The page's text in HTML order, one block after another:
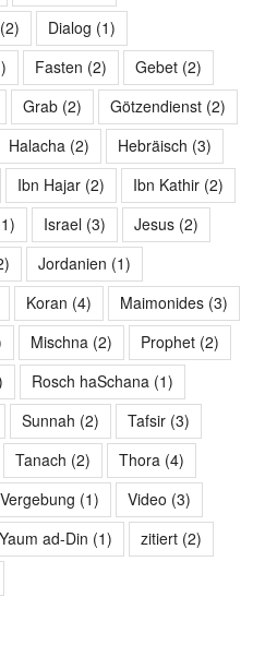
(2) Dialog (1)
Fasten (2) Gebet(2)
Grab(2) Götzendienst(2)
Halacha (2) Hebräisch (3)
Ibn Hajar(2) Ibn Kathir(2)
Israel(3) Jesus(2)
Jordanien (1)
Koran (4) Maimonides(3)
Mischna (2) Prophet(2)
Rosch haSchana (1)
Sunnah (2) Tafsir(3)
Tanach (2) Thora (4)
Vergebung (1) Video (3)
Yaum ad-Din (1) zitiert(2)